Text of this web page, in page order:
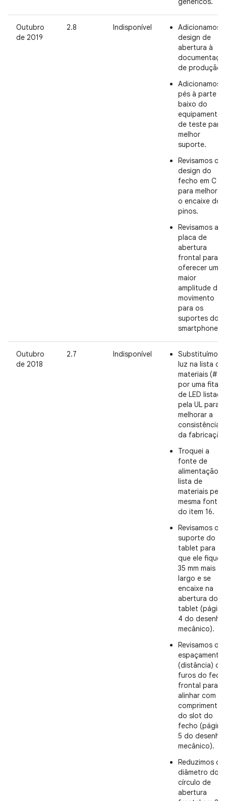
Outubro
de 2019
2.8 Indisponível
Adicionamos
design de
abertura à
de produção.
Adicionamos
pés à parte
baixo do
equipamento
de teste para
melhor
suporte.
Revisamos o
design do
fecho em C
para melhorar
o encaixe dos
pinos.
Revisamos a
placa de
abertura
frontal para
oferecer uma
maior
amplitude de
movimento
para os
suportes do
smartphone.
Outubro
de 2018
2.7 Indisponível
Substituímos
luz na lista de
materiais
por uma fita
de LED listada
pela UL para
melhorar a
consistência
da
Troquei a
fonte de
alimentação
lista de
materiais pela
mesma fonte
do item 16.
Revisamos o
suporte do
tablet para
que ele fique
35 mm mais
largo e se
encaixe na
abertura do
tablet (página
4 do desenho
mecânico).
Revisamos o
espaçamento
(distância)
furos do
frontal para
alinhar com o
comprimento
do slot do
fecho (página
5 do desenho
mecânico).
Reduzimos o
diâmetro do
círculo de
abertura